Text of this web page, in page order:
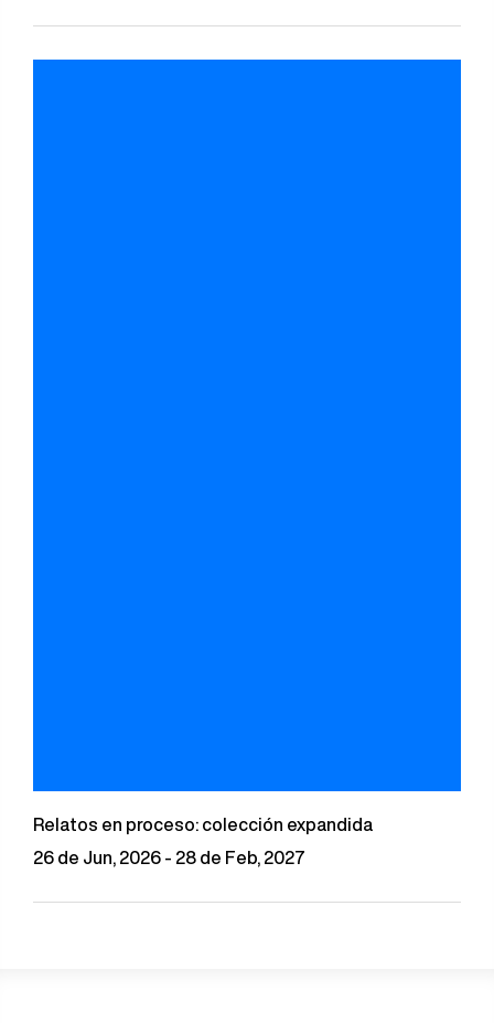
Relatos en proceso: colección expandida
26 de Jun, 2026 - 28 de Feb, 2027